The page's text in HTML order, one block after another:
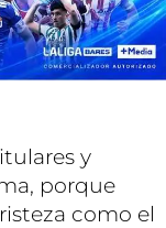
y
porque
como el